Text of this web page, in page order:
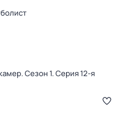
. Сезон 1. Серия 12-я